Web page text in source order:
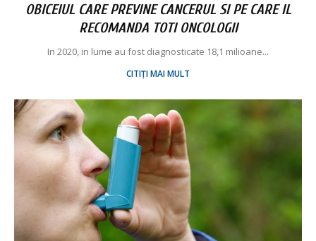
OBICEIUL CARE PREVINE CANCERUL SI PE CARE IL
RECOMANDA TOTI ONCOLOGII
In 2020, in lume au fost diagnosticate 18,1 milioane...
CITIȚI MAI MULT